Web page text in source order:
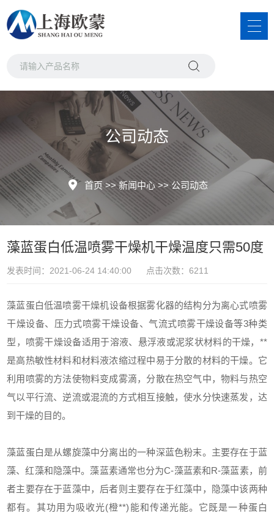
公司动态
首页 >>新闻中心>>公司动态
藻蓝蛋白低温喷雾干燥机干燥温度只需50度
发表时间：2021-06-24 14:40:00 点击次数：6211
藻蓝蛋白低温喷雾干燥机设备根据雾化器的结构分为离心式喷雾
干燥设备、压力式喷雾干燥设备、气流式喷雾干燥设备等3种类
型，喷雾干燥设备适用于溶液、悬浮液或泥浆状材料的干燥，**
是高热敏性材料和材料液浓缩过程中易于分散的材料的干燥。它
利用喷雾的方法使物料变成雾滴，分散在热空气中，物料与热空
气以平行流、逆流或混流的方式相互接触，使水分快速蒸发，达
到干燥的目的。
藻蓝蛋白是从螺旋藻中分离出的一种深蓝色粉末。主要存在于蓝
藻、红藻和隐藻中。藻蓝素通常也分为C-藻蓝素和R-藻蓝素，前
者主要存在于蓝藻中，后者则主要存在于红藻中，隐藻中该两种
都有。其功用为吸收光(橙**)能和传递光能。它既是一种蛋白